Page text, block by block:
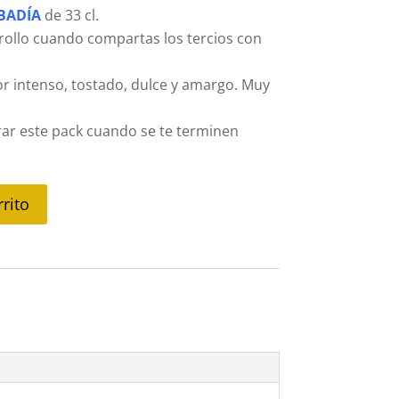
de 33 cl.
cuando compartas los tercios con
intenso, tostado, dulce y amargo. Muy
este pack cuando se te terminen